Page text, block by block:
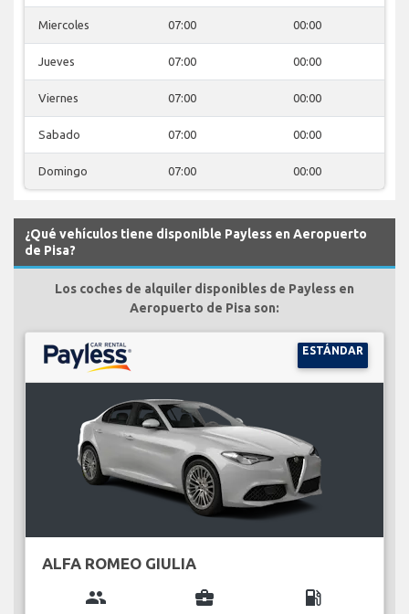
Miercoles 07:00 00:00
Jueves 07:00 00:00
Viernes 07:00 00:00
Sabado 07:00 00:00
Domingo 07:00 00:00
¿Qué vehículos tiene disponible Payless en Aeropuerto
de Pisa?
Los coches de alquiler disponibles de Payless en
Aeropuerto de Pisa son:
ESTÁNDAR
ALFA ROMEO GIULIA
group business_center local_gas_station